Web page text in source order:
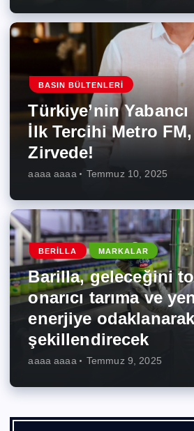
BASIN BÜLTENLERI
Türkiye’nin
İlk Tercihi Metro FM,
Zirvede!
aaaa aaaa Temmuz 10, 2025
BERILLA MARKALAR
Barilla, geleceğini
onarıcı tarıma ve
enerjiye odaklanarak
şekillendirecek
aaaa aaaa Temmuz 9, 2025